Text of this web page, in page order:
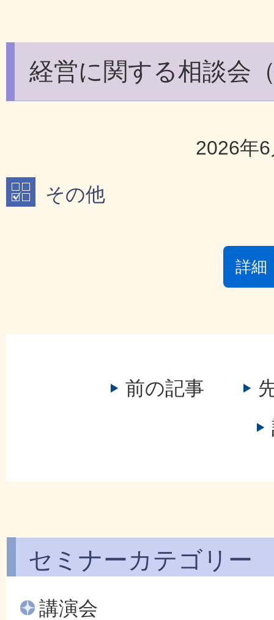
経営に関する相談会
2026年
その他
詳細
前の記事
セミナーカテゴリー
講演会